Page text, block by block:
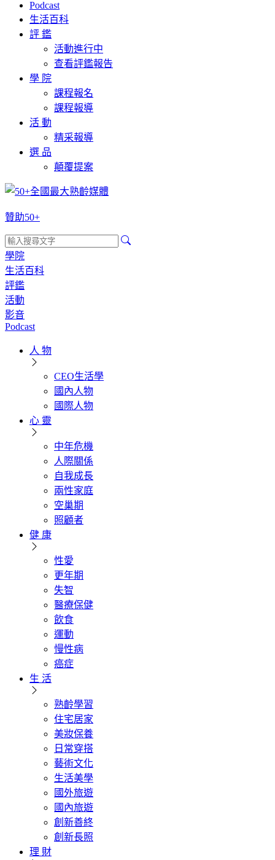
Podcast
生活百科
評 鑑
活動進行中
查看評鑑報告
學 院
課程報名
課程報導
活 動
精采報導
選 品
顛覆提案
贊助50+
學院
生活百科
評鑑
活動
影音
Podcast
人 物
CEO生活學
國內人物
國際人物
心 靈
中年危機
人際關係
自我成長
兩性家庭
空巢期
照顧者
健 康
性愛
更年期
失智
醫療保健
飲食
運動
慢性病
癌症
生 活
熟齡學習
住宅居家
美妝保養
日常穿搭
藝術文化
生活美學
國外旅遊
國內旅遊
創新善終
創新長照
理 財